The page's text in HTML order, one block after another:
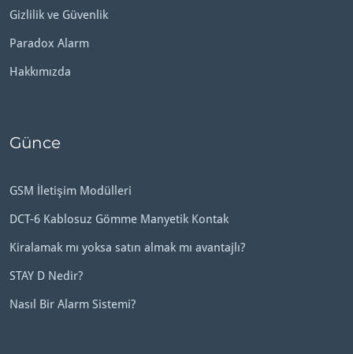
Gizlilik ve Güvenlik
Paradox Alarm
Hakkımızda
Günce
GSM İletişim Modülleri
DCT-6 Kablosuz Gömme Manyetik Kontak
Kiralamak mı yoksa satın almak mı avantajlı?
STAY D Nedir?
Nasıl Bir Alarm Sistemi?